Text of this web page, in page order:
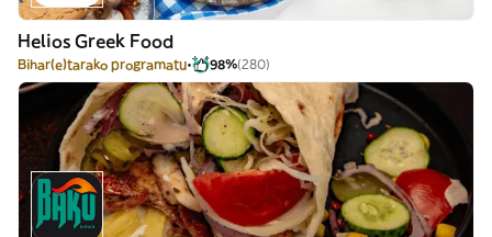
Helios Greek Food
Bihar(e)tarako programatu 98%(280)